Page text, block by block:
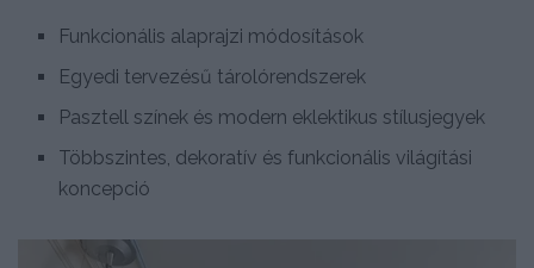
Funkcionális alaprajzi módosítások
Egyedi tervezésű tárolórendszerek
Pasztell színek és modern eklektikus stílusjegyek
Többszintes, dekoratív és funkcionális világítási
koncepció